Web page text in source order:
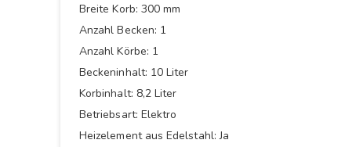
Breite Korb: 300 mm
Anzahl Becken: 1
Anzahl Körbe: 1
Beckeninhalt: 10 Liter
Korbinhalt: 8,2 Liter
Betriebsart: Elektro
Heizelement aus Edelstahl: Ja